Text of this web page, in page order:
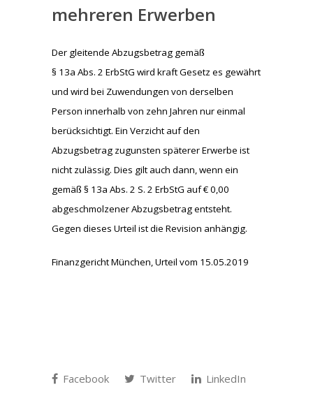
mehreren Erwerben
Der gleitende Abzugsbetrag gemäß
§ 13a Abs. 2 ErbStG wird kraft Gesetz es gewährt
und wird bei Zuwendungen von derselben
Person innerhalb von zehn Jahren nur einmal
berücksichtigt. Ein Verzicht auf den
Abzugsbetrag zugunsten späterer Erwerbe ist
nicht zulässig. Dies gilt auch dann, wenn ein
gemäß § 13a Abs. 2 S. 2 ErbStG auf € 0,00
abgeschmolzener Abzugsbetrag entsteht.
Gegen dieses Urteil ist die Revision anhängig.
Finanzgericht München, Urteil vom 15.05.2019
Facebook Twitter
LinkedIn